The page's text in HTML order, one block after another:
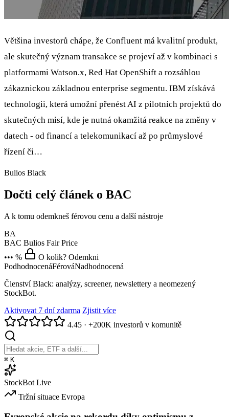
Většina investorů chápe, že Confluent má kvalitní produkt,
ale skutečný význam transakce se projeví až v kombinaci s
platformami Watson.x, Red Hat OpenShift a rozsáhlou
zákaznickou základnou enterprise segmentu. IBM získává
technologii, která umožní přenést AI z pilotních projektů do
skutečných misí, kde je nutná okamžitá reakce na změny v
datech - od financí a telekomunikací až po průmyslové
řízení či…
Bulios Black
Dočti celý článek o BAC
A k tomu odemkneš férovou cenu a další nástroje
BA
BAC Bulios Fair Price
••• %
O kolik? Odemkni
PodhodnocenáFérováNadhodnocená
Členství Black: analýzy, screener, newslettery a neomezený
StockBot.
Aktivovat 7 dní zdarma Zjistit více
4.45 · +200K investorů v komunitě
⌘ K
StockBot Live
Tržní situace Evropa